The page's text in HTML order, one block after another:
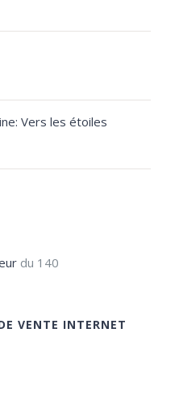
Vers les étoiles
du 140
VENTE INTERNET